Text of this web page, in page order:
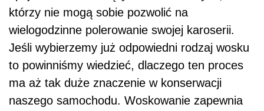
którzy nie mogą sobie pozwolić na
wielogodzinne polerowanie swojej karoserii.
Jeśli wybierzemy już odpowiedni rodzaj wosku
to powinniśmy wiedzieć, dlaczego ten proces
ma aż tak duże znaczenie w konserwacji
naszego samochodu. Woskowanie zapewnia